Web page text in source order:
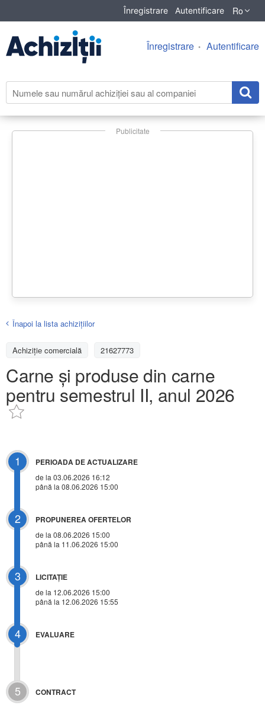
Înregistrare Autentificare Ro
Înregistrare Autentificare
Publicitate
Înapoi la lista achiziţiilor
Achizițiе comercială 21627773
Carne și produse din carne
pentru semestrul II, anul 2026
1 PERIOADA DE ACTUALIZARE
de la 03.06.2026 16:12
până la 08.06.2026 15:00
2 PROPUNEREA OFERTELOR
de la 08.06.2026 15:00
până la 11.06.2026 15:00
3 LICITAŢIE
de la 12.06.2026 15:00
până la 12.06.2026 15:55
4 EVALUARE
5 CONTRACT